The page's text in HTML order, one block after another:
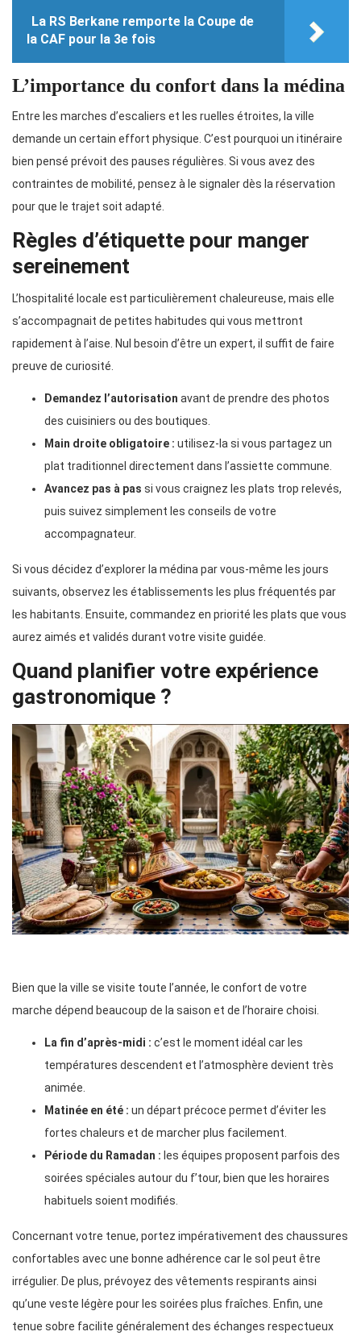
La RS Berkane remporte la Coupe de
la CAF pour la 3e fois
L’importance du confort dans la médina
Entre les marches d’escaliers et les ruelles étroites, la ville
demande un certain effort physique. C’est pourquoi un itinéraire
bien pensé prévoit des pauses régulières. Si vous avez des
contraintes de mobilité, pensez à le signaler dès la réservation
pour que le trajet soit adapté.
Règles d’étiquette pour manger
sereinement
L’hospitalité locale est particulièrement chaleureuse, mais elle
s’accompagnait de petites habitudes qui vous mettront
rapidement à l’aise. Nul besoin d’être un expert, il suffit de faire
preuve de curiosité.
Demandez l’autorisation avant de prendre des photos
des cuisiniers ou des boutiques.
Main droite obligatoire : utilisez-la si vous partagez un
plat traditionnel directement dans l’assiette commune.
Avancez pas à pas si vous craignez les plats trop relevés,
puis suivez simplement les conseils de votre
accompagnateur.
Si vous décidez d’explorer la médina par vous-même les jours
suivants, observez les établissements les plus fréquentés par
les habitants. Ensuite, commandez en priorité les plats que vous
aurez aimés et validés durant votre visite guidée.
Quand planifier votre expérience
gastronomique ?
Bien que la ville se visite toute l’année, le confort de votre
marche dépend beaucoup de la saison et de l’horaire choisi.
La fin d’après-midi : c’est le moment idéal car les
températures descendent et l’atmosphère devient très
animée.
Matinée en été : un départ précoce permet d’éviter les
fortes chaleurs et de marcher plus facilement.
Période du Ramadan : les équipes proposent parfois des
soirées spéciales autour du f’tour, bien que les horaires
habituels soient modifiés.
Concernant votre tenue, portez impérativement des chaussures
confortables avec une bonne adhérence car le sol peut être
irrégulier. De plus, prévoyez des vêtements respirants ainsi
qu’une veste légère pour les soirées plus fraîches. Enfin, une
tenue sobre facilite généralement des échanges respectueux